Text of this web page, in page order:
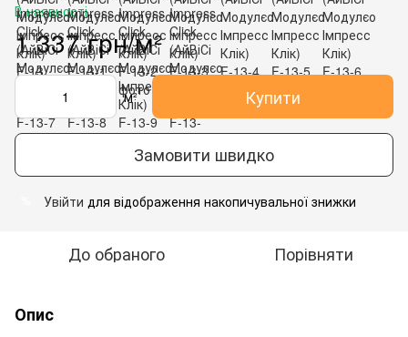
В наявності
1 337 грн/м²
м² Купити
Замовити швидко
Увійти для відображення накопичувальної знижки
До обраного Порівняти
Опис